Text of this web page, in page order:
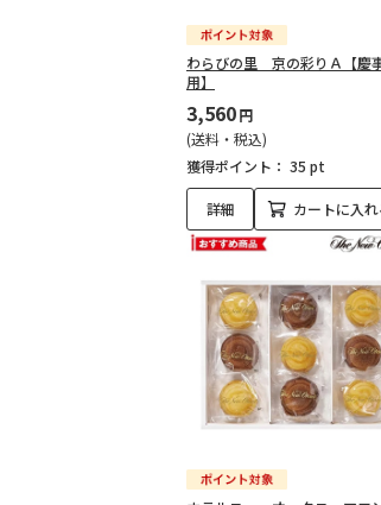
わらびの里 京の彩りＡ【慶
用】
3,560円
(送料・税込)
獲得ポイント： 35 pt
詳細 カートに入れ